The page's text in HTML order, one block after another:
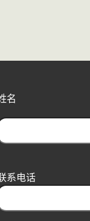
式的工作环境
求。
，包括多功能
便利店、托儿
间、生态池
捷通往附近公
丰树商业城作
项。
名
系电话